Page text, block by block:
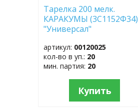
Тарелка 200 мелк.
КАРАКУМЫ (3С1152Ф34)
"Универсал"
артикул: 00120025
кол-во в уп.: 20
мин. партия: 20
Купить